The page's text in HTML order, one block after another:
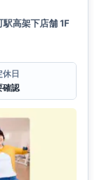
高架下店舗 1F
休日
確認